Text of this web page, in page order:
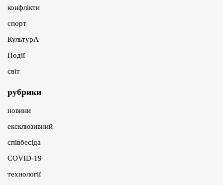
конфлікти
спорт
КультурА
Події
світ
рубрики
новини
ексклюзивний
співбесіда
COVID-19
технології